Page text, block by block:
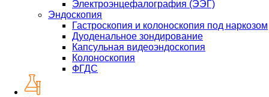
Электроэнцефалография (ЭЭГ)
Эндоскопия
Гастроскопия и колоноскопия под наркозом
Дуоденальное зондирование
Капсульная видеоэндоскопия
Колоноскопия
ФГДС